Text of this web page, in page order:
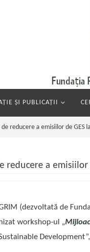
ȘI PUBLICAȚII
reducere a emisiilor de GES
reducere a
(dezvoltată de
workshop-ul „